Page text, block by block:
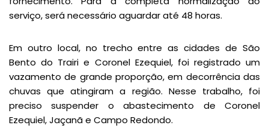
serviço, será necessário aguardar até 48 horas.
Em outro local, no trecho entre as cidades de São
Bento do Trairi e Coronel Ezequiel, foi registrado um
vazamento de grande proporção, em decorrência das
chuvas que atingiram a região. Nesse trabalho, foi
preciso suspender o abastecimento de Coronel
Ezequiel, Jaçanã e Campo Redondo.